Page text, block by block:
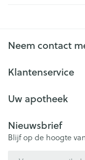
Neem contact
Klantenservice
Uw apotheek
Nieuwsbrief
Blijf op de hoogte